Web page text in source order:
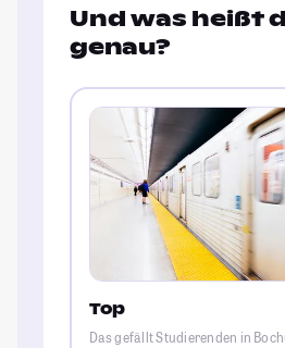
Und was heißt
genau?
Top
Das gefällt Studierenden in